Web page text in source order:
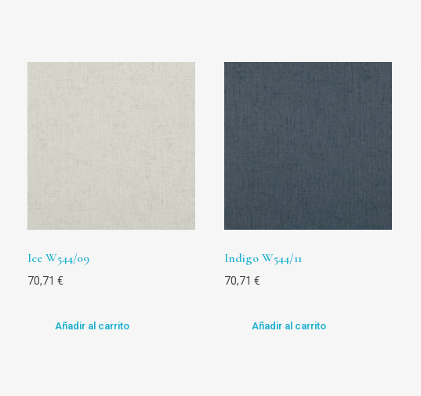
Ice W544/09
70,71 €
Añadir al carrito
Indigo W544/11
70,71 €
Añadir al carrito